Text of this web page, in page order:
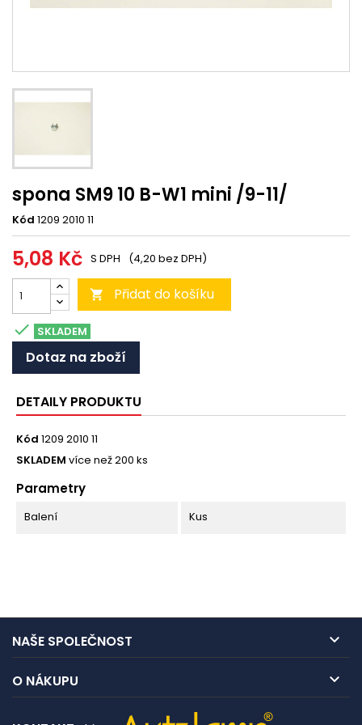
spona SM9 10 B-W1 mini /9-11/
Kód 1209 2010 11
5,08 Kč S DPH (4,20 bez DPH)
 Přidat do košíku
 SKLADEM
Dotaz na zboží
DETAILY PRODUKTU
Kód 1209 2010 11
SKLADEM více než 200 ks
Parametry
Balení Kus
NAŠE SPOLEČNOST 
O NÁKUPU 